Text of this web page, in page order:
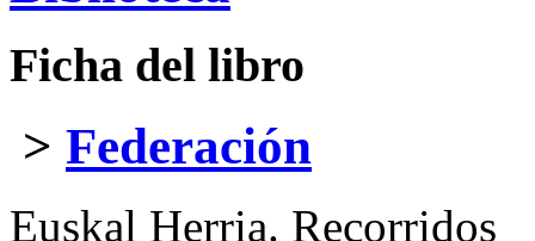
Ficha del libro
> Federación
Euskal Herria. Recorridos